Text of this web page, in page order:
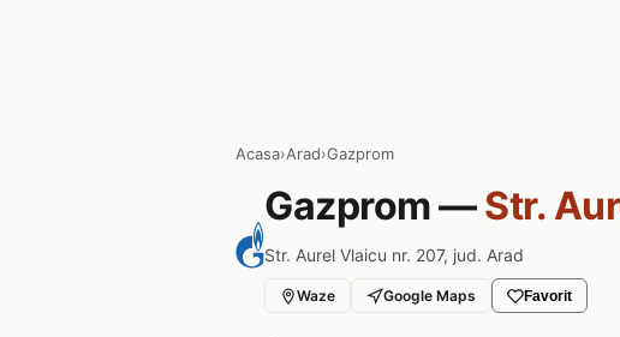
Acasa›Arad›Gazprom
Gazprom —Str.
Str. Aurel Vlaicu nr. 207, jud. Arad
Waze Google Maps Favorit